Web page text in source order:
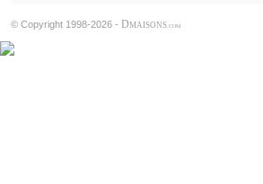
© Copyright 1998-2026 - DMAISONS .COM